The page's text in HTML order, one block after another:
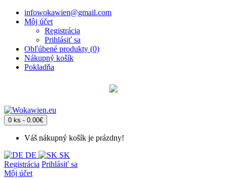
infowokawien@gmail.com
Môj účet
Registrácia
Prihlásiť sa
Obľúbené produkty (0)
Nákupný košík
Pokladňa
0 ks - 0.00€
Váš nákupný košík je prázdny!
DE
SK
Registrácia Prihlásiť sa
Môj účet